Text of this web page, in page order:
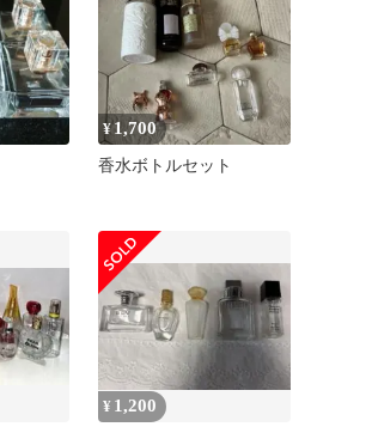
¥ 1,700
香水ボトルセット
¥ 1,200